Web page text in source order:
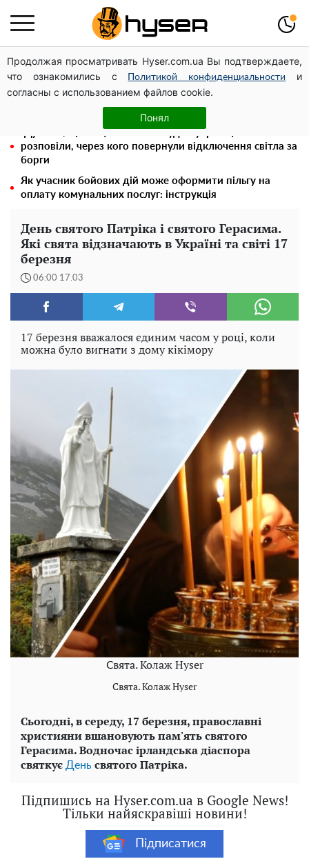
Продолжая просматривать Hyser.com.ua Вы подтверждаете,
что ознакомились с
Политикой конфиденциальности
и
согласны с использованием файлов cookie.
Понял
Гола Олена Тополя у цікавих позах змусила відвисати
щелепи: злив відео – було лише початком
Олена Тополя злив відео – це далеко не все: фронтмен
"Антитіла" Тарас Тополя став наступним
розповіли, через кого повернули відключення світла за
борги
Як учасник бойових дій може оформити пільгу на
оплату комунальних послуг: інструкція
День святого Патріка і святого Герасима.
Які свята відзначають в Україні та світі 17
березня
06:00 17.03
17 березня вважалося єдиним часом у році, коли
можна було вигнати з дому кікімору
Свята. Колаж Hyser
Свята. Колаж Hyser
Сьогодні, в середу, 17 березня, православні
християни вшановують пам'ять святого
Герасима. Водночас ірландська діаспора
святкує День святого Патріка.
Підпишись на Hyser.com.ua в Google News!
Тільки найяскравіші новини!
Підписатися